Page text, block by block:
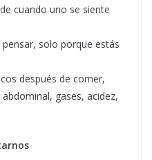
cuando uno se siente
solo porque estás
después de comer,
gases, acidez,